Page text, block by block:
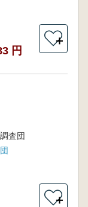
円
＋
査団
＋